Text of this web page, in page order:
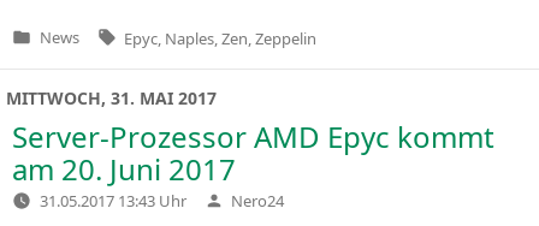
Veröffentlicht
News Tags:
Epyc Naples Zen Zeppelin
MITTWOCH, 31. MAI 2017
Server-ProzessorAMD Epyc kommt
am 20. Juni 2017
31.05.2017 13:43 Uhr Verfasst
von
Nero24